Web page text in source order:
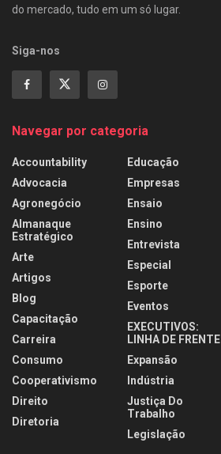
do mercado, tudo em um só lugar.
Siga-nos
Navegar por categoria
Accountability
Advocacia
Agronegócio
Almanaque
Estratégico
Arte
Artigos
Blog
Capacitação
Carreira
Consumo
Cooperativismo
Direito
Diretoria
Educação
Empresas
Ensaio
Ensino
Entrevista
Especial
Esporte
Eventos
EXECUTIVOS:
LINHA DE FRENTE
Expansão
Indústria
Justiça Do
Trabalho
Legislação